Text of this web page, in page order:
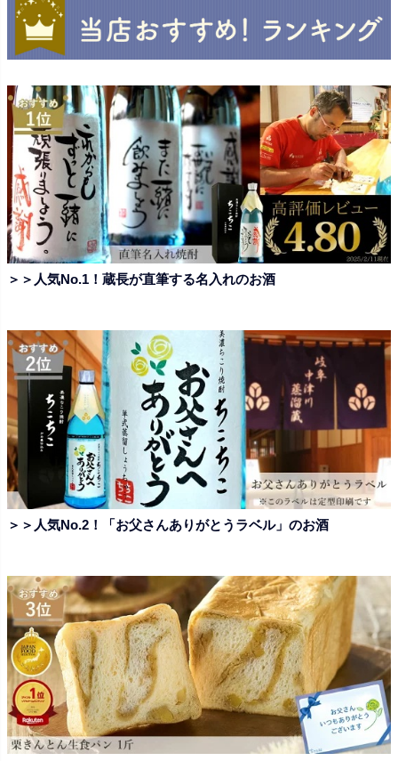
＞＞人気No.1！蔵長が直筆する名入れのお酒
＞＞人気No.2！「お父さんありがとうラベル」のお酒